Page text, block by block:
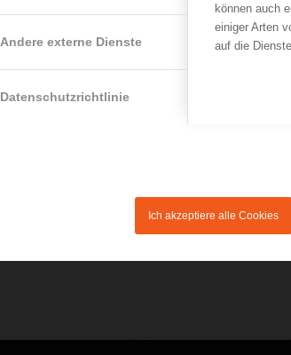
Andere externe Dienste
Datenschutzrichtlinie
können auch
einiger Arten
auf die
Ich akzeptiere alle Cookies
Ergotherapie für Kinder
Privat-Leistungen